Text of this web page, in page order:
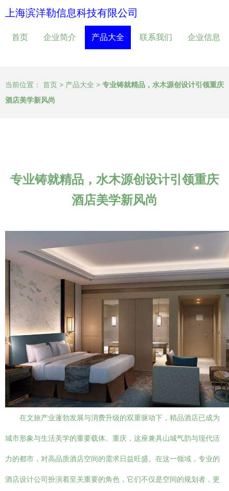
上海滨洋勒信息科技有限公司
首页 企业简介 产品大全 联系我们 企业信息
当前位置： 首页 > 产品大全 > 专业铸就精品，水木源创设计引领重庆
酒店美学新风尚
专业铸就精品，水木源创设计引领重庆
酒店美学新风尚
在文旅产业蓬勃发展与消费升级的双重驱动下，精品酒店已成为
城市形象与生活美学的重要载体。重庆，这座兼具山城气韵与现代活
力的都市，对高品质酒店空间的需求日益旺盛。在这一领域，专业的
酒店设计公司扮演着至关重要的角色，它们不仅是空间的规划者，更